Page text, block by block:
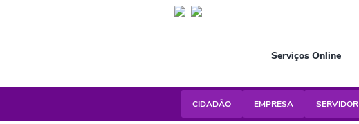
Serviços Online
CIDADÃO EMPRESA SERVIDOR